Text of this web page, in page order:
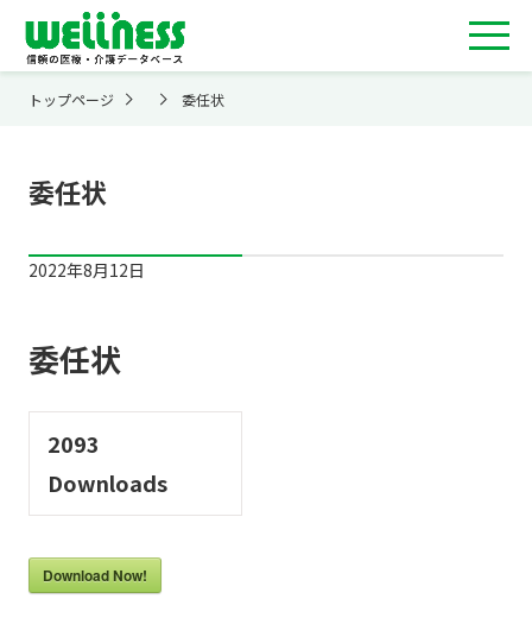
トップページ 委任状
委任状
2022年8月12日
委任状
2093
Downloads
Download Now!